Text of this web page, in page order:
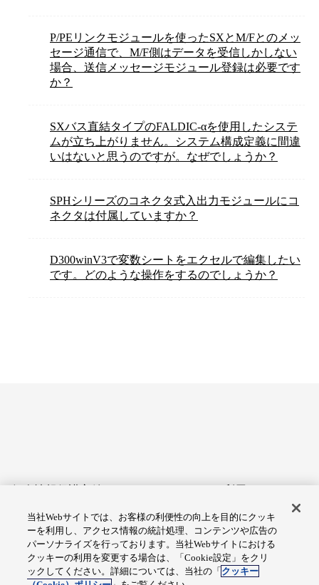
P/PEリンクモジュールを使ったSXとM/Fとのメッ
セージ通信で、M/F側はデータを受信しかしない
場合、送信メッセージモジュール登録は必要です
か？
SXバス直結タイプのFALDIC-αを使用したシステ
ムが立ち上がりません。システム構成定義に間違
いはないと思うのですが。なぜでしょうか？
SPHシリーズのコネクタ式入出力モジュールにコ
ネクタは付属していますか？
D300winV3で変数シートをエクセルで編集したい
です。どのような操作をするのでしょうか？
アクセシビリティへの対応
Cookie設定
総合サイトマップ
当社Webサイトでは、お客様の利便性の向上を目的にクッキ
ーを利用し、アクセス情報の統計処理、コンテンツや広告の
パーソナライズを行っております。当社Webサイトにおける
クッキーの利用を変更する場合は、「Cookie設定」をクリ
ックしてください。詳細については、当社の「 クッキー